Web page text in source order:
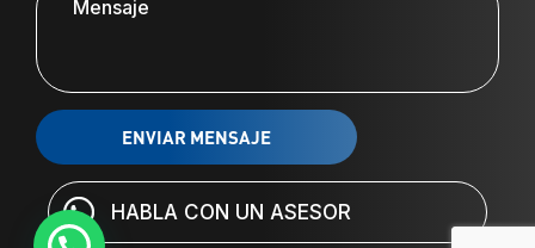
HABLA CON UN ASESOR